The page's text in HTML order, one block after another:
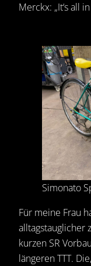
Merckx: „It‘s all
Simonato
Für meine Frau
alltagstauglicher
kurzen SR
längeren TTT.